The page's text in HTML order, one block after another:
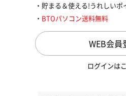
貯まる＆使える!うれしいポ
BTOパソコン送料無料
WEB会員
ログインは